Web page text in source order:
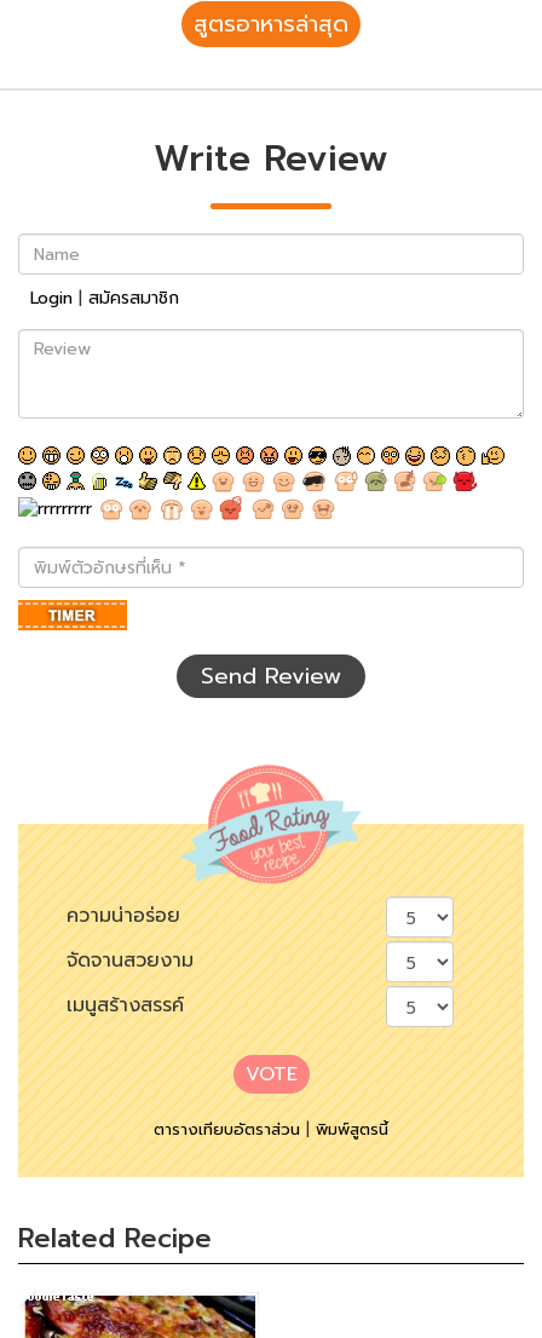
สูตรอาหารล่าสุด
Write Review
Name
Login | สมัครสมาชิก
Review
พิมพ์
ตัว
อักษร
ที่
Send Review
ความน่าอร่อย
จัดจานสวยงาม
เมนูสร้างสรรค์
VOTE
ตารางเทียบอัตราส่วน|พิมพ์สูตรนี้
Related Recipe